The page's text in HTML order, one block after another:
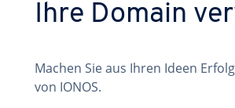
Ihre Domain
Machen Sie aus Ihren Ideen
von IONOS.